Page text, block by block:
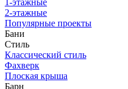
1-этажные
2-этажные
Популярные проекты
Бани
Стиль
Классический стиль
Фахверк
Плоская крыша
Барн